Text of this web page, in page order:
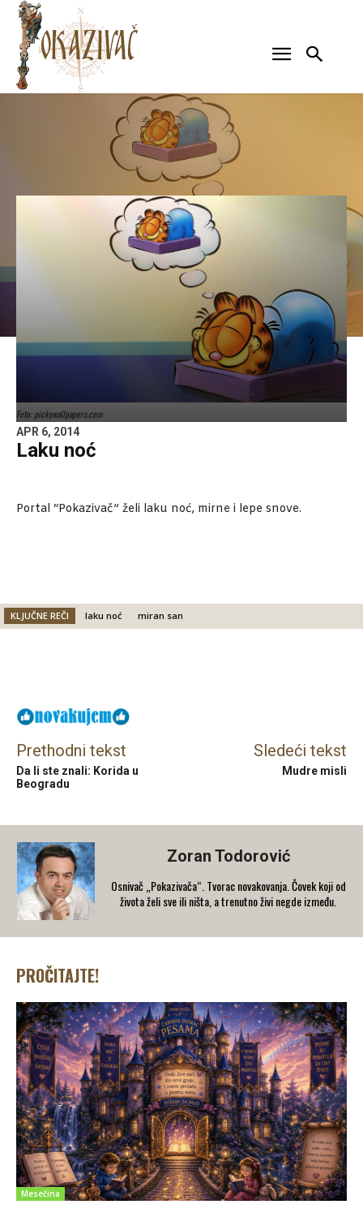
Foto: pickywallpapers.com
APR 6, 2014
Laku noć
Portal “Pokazivač” želi laku noć, mirne i lepe snove.
KLJUČNE REČI laku noć miran san
Prethodni tekst
Da li ste znali: Korida u
Beogradu
Sledeći tekst
Mudre misli
Zoran Todorović
Osnivač „Pokazivača“. Tvorac novakovanja. Čovek koji od
života želi sve ili ništa, a trenutno živi negde između.
PROČITAJTE!
Mesečina